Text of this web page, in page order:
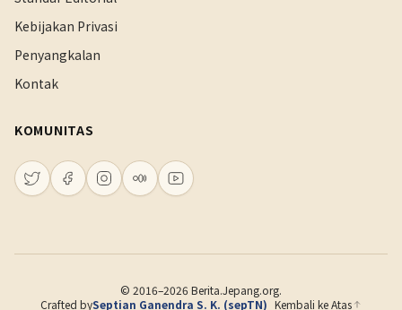
Kebijakan Privasi
Penyangkalan
Kontak
KOMUNITAS
© 2016–2026 Berita.Jepang.org.
Crafted bySeptian Ganendra S. K. (sepTN) Kembali ke Atas